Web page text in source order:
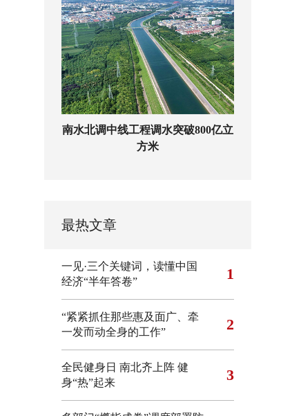
南水北调中线工程调水突破800亿立
方米
最热文章
一见·三个关键词，读懂中国
经济“半年答卷”
1
“紧紧抓住那些惠及面广、牵
一发而动全身的工作”
2
全民健身日 南北齐上阵 健
身“热”起来
3